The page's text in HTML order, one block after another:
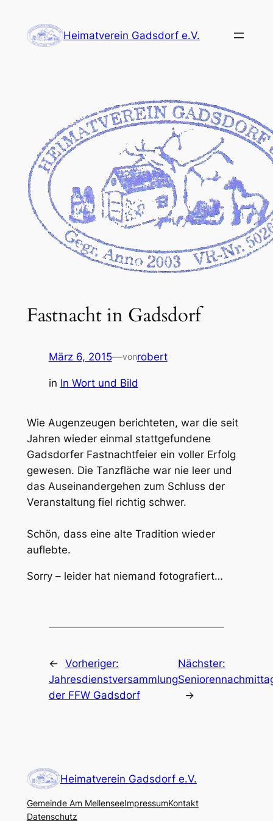
Inhalt
springen
Heimatverein Gadsdorf e.V.
Fastnacht in Gadsdorf
März 6, 2015—vonrobert
in In Wort und Bild
Wie Augenzeugen berichteten, war die seit
Jahren wieder einmal stattgefundene
Gadsdorfer Fastnachtfeier ein voller Erfolg
gewesen. Die Tanzfläche war nie leer und
das Auseinandergehen zum Schluss der
Veranstaltung fiel richtig schwer.
Schön, dass eine alte Tradition wieder
auflebte.
Sorry – leider hat niemand fotografiert…
← Vorheriger:
Jahresdienstversammlung
der FFW Gadsdorf
Nächster:
→
Heimatverein Gadsdorf e.V.
Gemeinde Am MellenseeImpressumKontakt
Datenschutz